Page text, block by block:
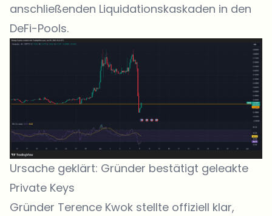
anschließenden Liquidationskaskaden in den
DeFi-Pools.
Ursache geklärt: Gründer bestätigt geleakte
Private Keys
Gründer Terence Kwok stellte offiziell klar,